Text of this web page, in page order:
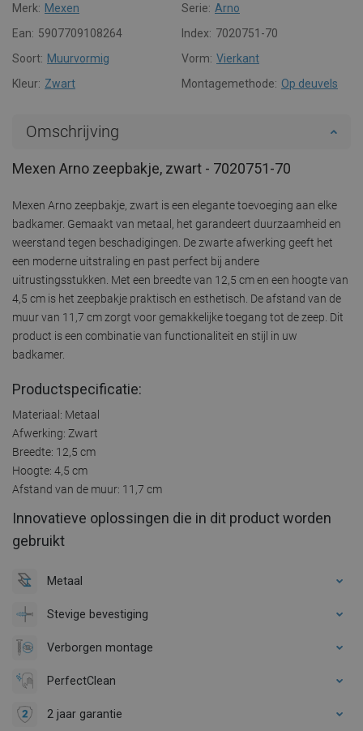
Merk: Mexen Serie: Arno
Ean: 5907709108264 Index: 7020751-70
Soort: Muurvormig Vorm: Vierkant
Kleur: Zwart Montagemethode: Op deuvels
Omschrijving
Mexen Arno zeepbakje, zwart - 7020751-70
Mexen Arno zeepbakje, zwart is een elegante toevoeging aan elke
badkamer. Gemaakt van metaal, het garandeert duurzaamheid en
weerstand tegen beschadigingen. De zwarte afwerking geeft het
een moderne uitstraling en past perfect bij andere
uitrustingsstukken. Met een breedte van 12,5 cm en een hoogte van
4,5 cm is het zeepbakje praktisch en esthetisch. De afstand van de
muur van 11,7 cm zorgt voor gemakkelijke toegang tot de zeep. Dit
product is een combinatie van functionaliteit en stijl in uw
badkamer.
Productspecificatie:
Materiaal: Metaal
Afwerking: Zwart
Breedte: 12,5 cm
Hoogte: 4,5 cm
Afstand van de muur: 11,7 cm
Innovatieve oplossingen die in dit product worden
gebruikt
Metaal
Stevige bevestiging
Verborgen montage
PerfectClean
2 jaar garantie